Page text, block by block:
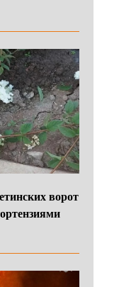
ворот